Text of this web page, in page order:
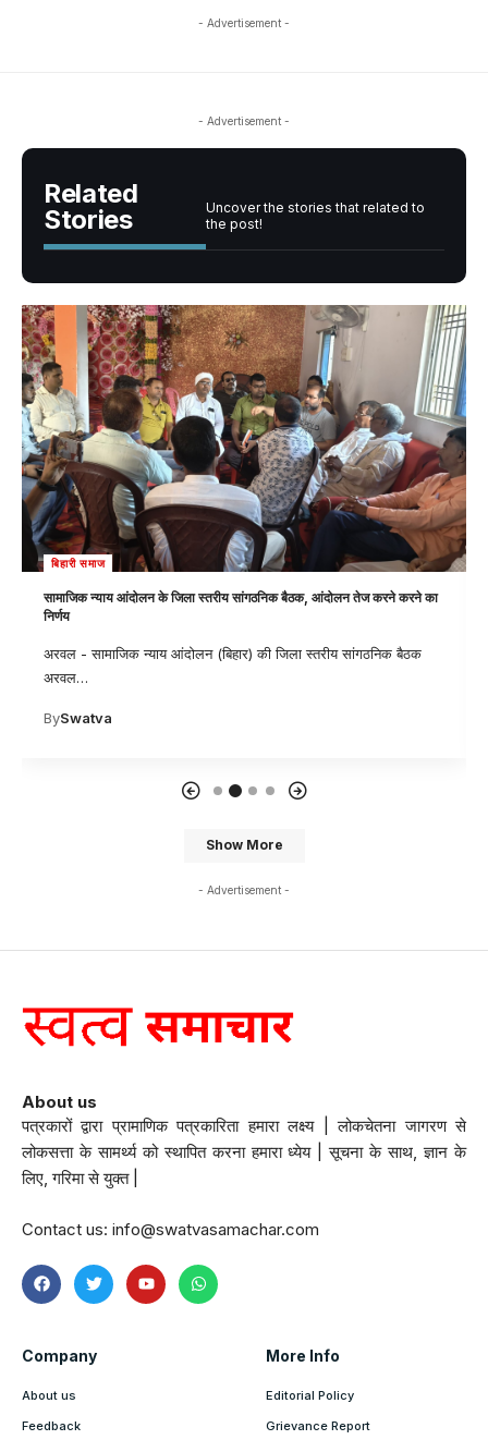
- Advertisement -
- Advertisement -
Related
Stories
Uncover the stories that related to
the post!
बिहारी समाज
सामाजिक न्याय आंदोलन के जिला स्तरीय सांगठनिक बैठक, आंदोलन तेज करने करने का
निर्णय
अरवल - सामाजिक न्याय आंदोलन (बिहार) की जिला स्तरीय सांगठनिक बैठक
अरवल…
BySwatva
Show More
- Advertisement -
About us
पत्रकारों द्वारा प्रामाणिक पत्रकारिता हमारा लक्ष्य | लोकचेतना जागरण से
लोकसत्ता के सामर्थ्य को स्थापित करना हमारा ध्येय | सूचना के साथ, ज्ञान के
लिए, गरिमा से युक्त |
Contact us: info@swatvasamachar.com
Company
About us
Feedback
More Info
Editorial Policy
Grievance Report